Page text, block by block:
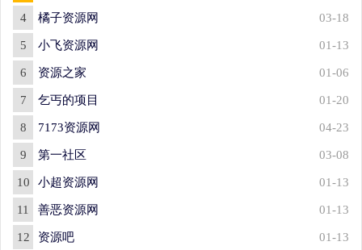
4 橘子资源网 03-18
5 小飞资源网 01-13
6 资源之家 01-06
7 乞丐的项目 01-20
8 7173资源网 04-23
9 第一社区 03-08
10 小超资源网 01-13
11 善恶资源网 01-13
12 资源吧 01-13